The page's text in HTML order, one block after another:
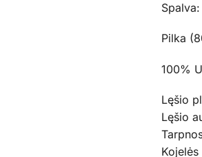
Pilka
100%
Lęšio
Lęšio